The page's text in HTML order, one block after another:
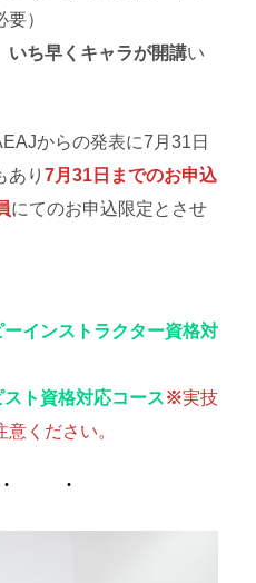
）
いち早くキャラが開講い
からの発表に7月31日
あり 7月31日までのお申込
にてのお申込限定とさせ
インストラクター資格対
ト資格対応コース※実技
ください。